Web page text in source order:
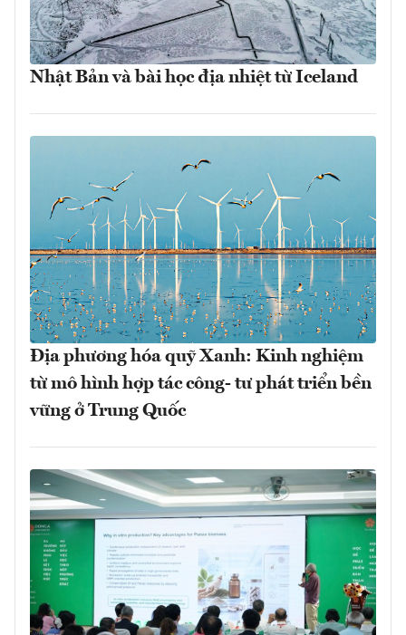
Nhật Bản và bài học địa nhiệt từ Iceland
Địa phương hóa quỹ Xanh: Kinh nghiệm
từ mô hình hợp tác công- tư phát triển bền
vững ở Trung Quốc